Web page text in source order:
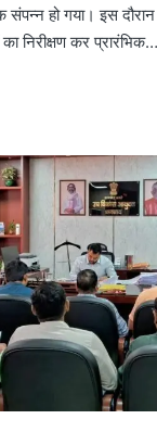
संपन्न हो गया। इस
निरीक्षण कर प्रारंभिक…